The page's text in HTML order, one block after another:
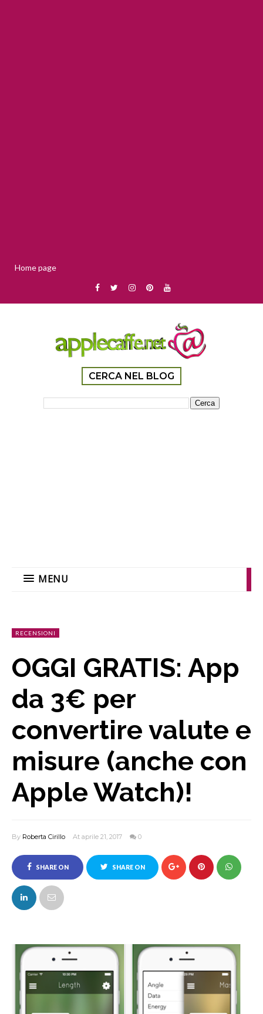
Home page
CERCA NEL BLOG
MENU
RECENSIONI
OGGI GRATIS: App
da 3€ per
convertire valute e
misure (anche con
Apple Watch)!
By Roberta Cirillo At aprile 21, 2017 0
SHARE ON
FACEBOOK
SHARE ON